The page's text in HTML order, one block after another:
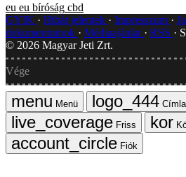
eu eu bíróság cbd
GYIK
Hibát jelentek Impresszum
dokumentumok
Médiaajánlat RSS
© 2026 Magyar Jeti Zrt.
Vége
Menü
Friss
Fiók